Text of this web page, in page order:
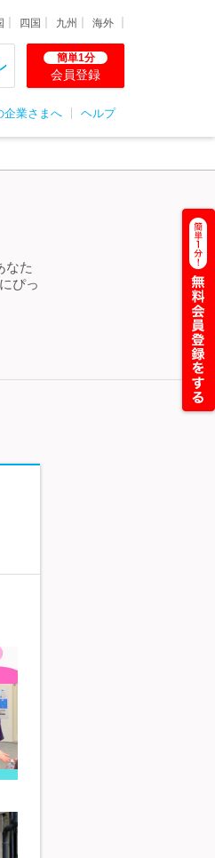
四国 九州 海外
簡単1分
会員登録
企業さまへ ヘルプ
なた
ぴっ